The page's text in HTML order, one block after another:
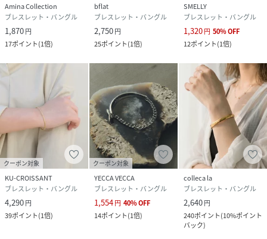
Amina Collection
ブレスレット・バングル
1,870円
17ポイント(1倍)
bflat
ブレスレット・バングル
2,750円
25ポイント(1倍)
SMELLY
ブレスレット・バングル
1,320円 50%OFF
12ポイント(1倍)
クーポン対象
KU-CROISSANT
ブレスレット・バングル
4,290円
39ポイント(1倍)
クーポン対象
YECCA VECCA
ブレスレット・バングル
1,554円 40%OFF
14ポイント(1倍)
colleca la
ブレスレット・バングル
2,640円
240ポイント(10%ポイント
バック)